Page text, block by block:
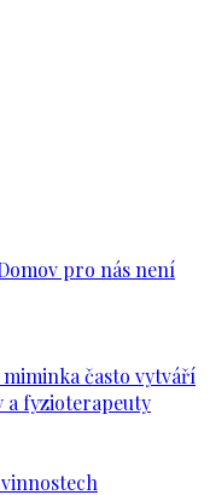
pro nás není
často vytváří
a fyzioterapeuty